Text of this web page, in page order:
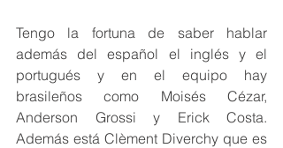
Tengo la fortuna de saber hablar
además del español el inglés y el
portugués y en el equipo hay
brasileños como Moisés Cézar,
Anderson Grossi y Erick Costa.
Además está Clèment Diverchy que es